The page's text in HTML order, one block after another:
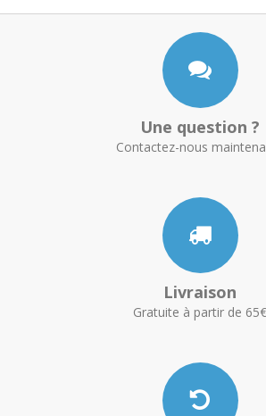
Une question ?
Contactez-nous
Livraison
Gratuite à partir de 65€